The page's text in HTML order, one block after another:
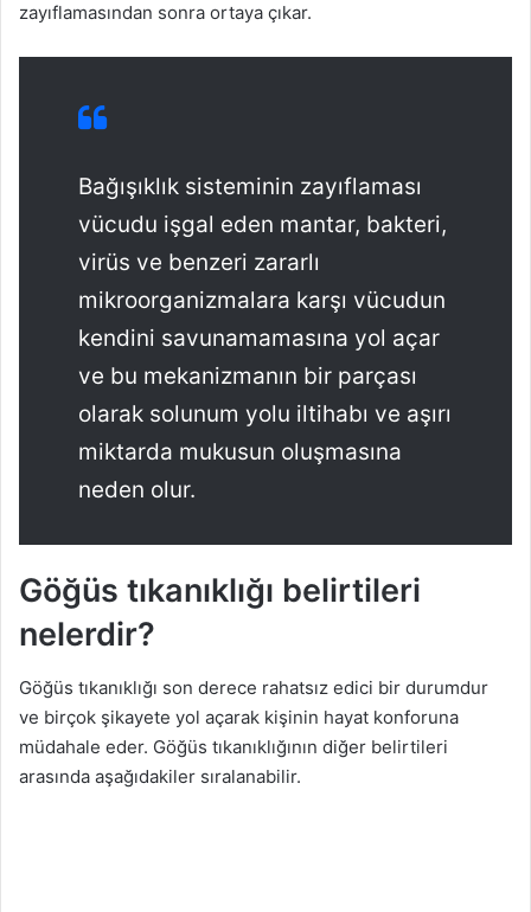
zayıflamasından sonra ortaya çıkar.
Bağışıklık sisteminin zayıflaması
vücudu işgal eden mantar, bakteri,
virüs ve benzeri zararlı
mikroorganizmalara karşı vücudun
kendini savunamamasına yol açar
ve bu mekanizmanın bir parçası
olarak solunum yolu iltihabı ve aşırı
miktarda mukusun oluşmasına
neden olur.
Göğüs tıkanıklığı belirtileri
nelerdir?
Göğüs tıkanıklığı son derece rahatsız edici bir durumdur
ve birçok şikayete yol açarak kişinin hayat konforuna
müdahale eder. Göğüs tıkanıklığının diğer belirtileri
arasında aşağıdakiler sıralanabilir.